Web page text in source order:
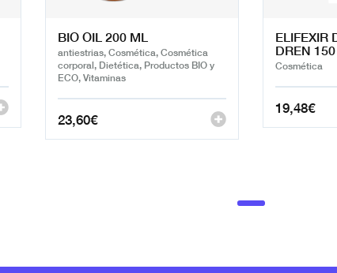
BIO OIL 200 ML
antiestrias, Cosmética, Cosmética
corporal, Dietética, Productos BIO y
ECO, Vitaminas
23,60€
ELIFEXIR
DREN 150
Cosmética
19,48€